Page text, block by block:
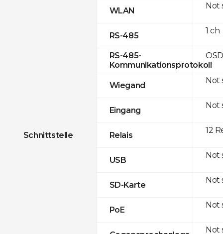
Schnittstelle
WLAN
RS-485
RS-485-
Kommunikationsprotokoll
Wiegand
Eingang
Relais
USB
SD-Karte
PoE
Not
1 ch
Not
Not
12
Not
Not
Not
Not